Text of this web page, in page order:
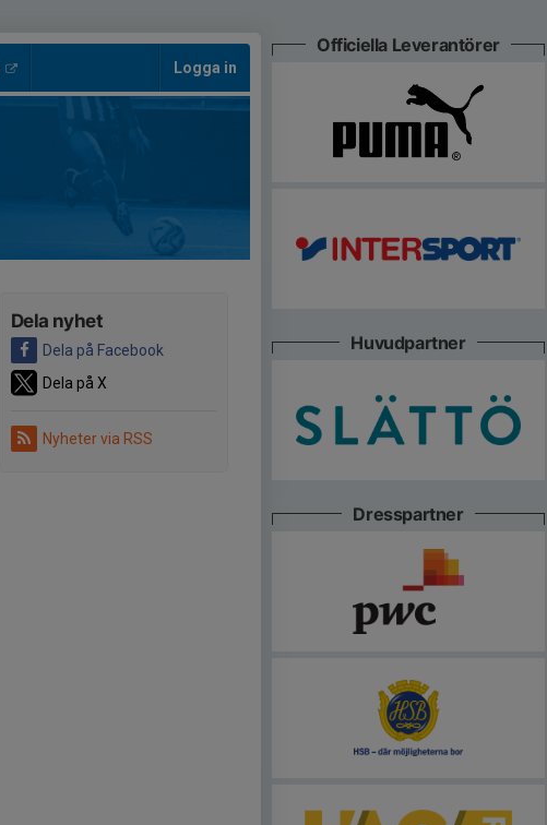
Logga in
Dela nyhet
Dela på Facebook
Dela på X
Nyheter via RSS
Officiella Leverantörer
Huvudpartner
Dresspartner